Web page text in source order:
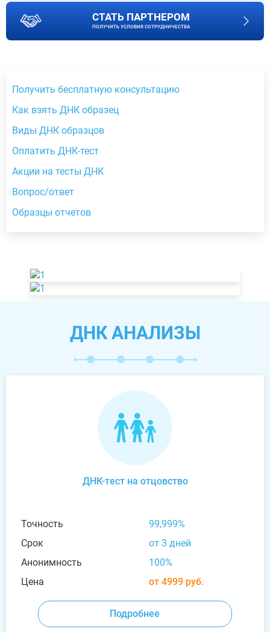
СТАТЬ ПАРТНЕРОМ
ПОЛУЧИТЬ УСЛОВИЯ СОТРУДНИЧЕСТВА
Получить бесплатную консультацию
Как взять ДНК образец
Виды ДНК образцов
Оплатить ДНК-тест
Акции на тесты ДНК
Вопрос/ответ
Образцы отчетов
ДНК АНАЛИЗЫ
ДНК-тест на отцовство
Точность
99,999%
Срок
от 3 дней
Анонимность
100%
Цена
от 4999 руб.
Подробнее